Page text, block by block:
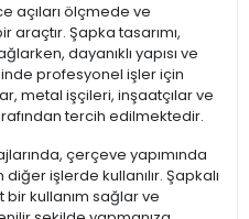
açıları ölçmede ve
Şapka tasarımı,
dayanıklı yapısı ve
profesyonel işler için
metal işçileri, inşaatçılar ve
tercih edilmektedir.
çerçeve yapımında
işlerde kullanılır. Şapkalı
bir kullanım sağlar ve